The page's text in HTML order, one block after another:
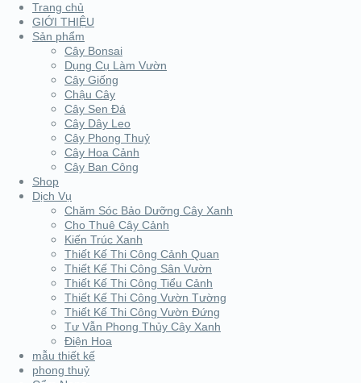
Trang chủ
GIỚI THIỆU
Sản phẩm
Cây Bonsai
Dụng Cụ Làm Vườn
Cây Giống
Chậu Cây
Cây Sen Đá
Cây Dây Leo
Cây Phong Thuỷ
Cây Hoa Cảnh
Cây Ban Công
Shop
Dịch Vụ
Chăm Sóc Bảo Dưỡng Cây Xanh
Cho Thuê Cây Cảnh
Kiến Trúc Xanh
Thiết Kế Thi Công Cảnh Quan
Thiết Kế Thi Công Sân Vườn
Thiết Kế Thi Công Tiểu Cảnh
Thiết Kế Thi Công Vườn Tường
Thiết Kế Thi Công Vườn Đứng
Tư Vẫn Phong Thủy Cây Xanh
Điện Hoa
mẫu thiết kế
phong thuỷ